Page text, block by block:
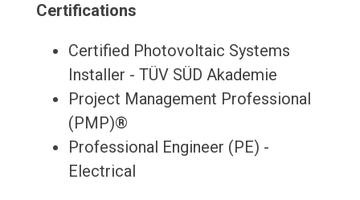
Certifications
Certified Photovoltaic Systems
Installer - TÜV SÜD Akademie
Project Management Professional
(PMP)®
Professional Engineer (PE) -
Electrical